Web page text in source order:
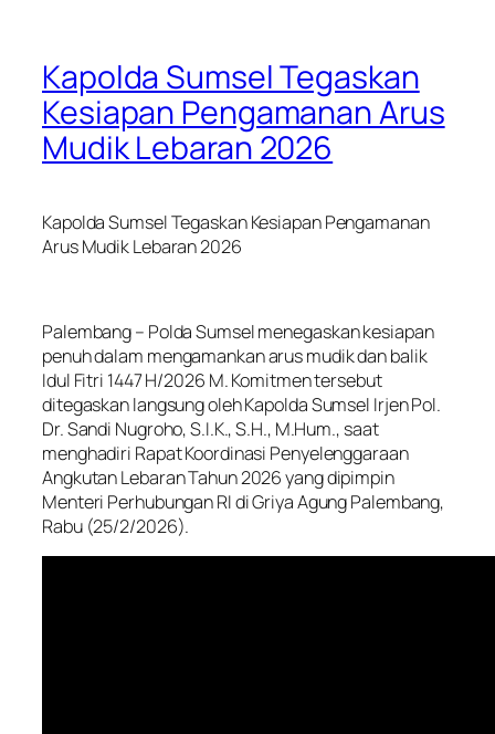
Kapolda Sumsel Tegaskan
Kesiapan Pengamanan Arus
Mudik Lebaran 2026
Kapolda Sumsel Tegaskan Kesiapan Pengamanan
Arus Mudik Lebaran 2026
Palembang – Polda Sumsel menegaskan kesiapan
penuh dalam mengamankan arus mudik dan balik
Idul Fitri 1447 H/2026 M. Komitmen tersebut
ditegaskan langsung oleh Kapolda Sumsel Irjen Pol.
Dr. Sandi Nugroho, S.I.K., S.H., M.Hum., saat
menghadiri Rapat Koordinasi Penyelenggaraan
Angkutan Lebaran Tahun 2026 yang dipimpin
Menteri Perhubungan RI di Griya Agung Palembang,
Rabu (25/2/2026).